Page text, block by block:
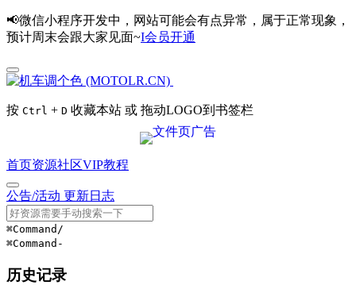
📢微信小程序开发中，网站可能会有点异常，属于正常现象，
预计周末会跟大家见面~I会员开通
按 Ctrl + D 收藏本站 或 拖动LOGO到书签栏
首页资源社区VIP教程
公告/活动 更新日志
⌘Command /
⌘Command -
历史记录